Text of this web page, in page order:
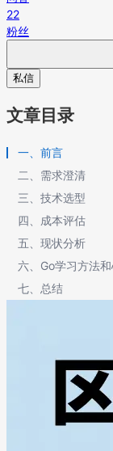
22
粉丝
私信
文章目录
一、前言
二、需求澄清
三、技术选型
四、成本评估
五、现状分析
六、Go学习方法
七、总结